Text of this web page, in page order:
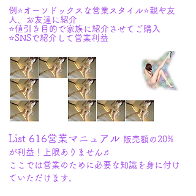
例⭐オーソドックスな営業スタイル⭐親や友
人、お友達に紹介
⭐値引き目的で家族に紹介させてご購入
⭐SNSで紹介して営業利益
List 616営業マニュアル 販売額の20%
が利益！上限ありません♬
ここでは営業のために必要な知識を身に付け
ていただけます。